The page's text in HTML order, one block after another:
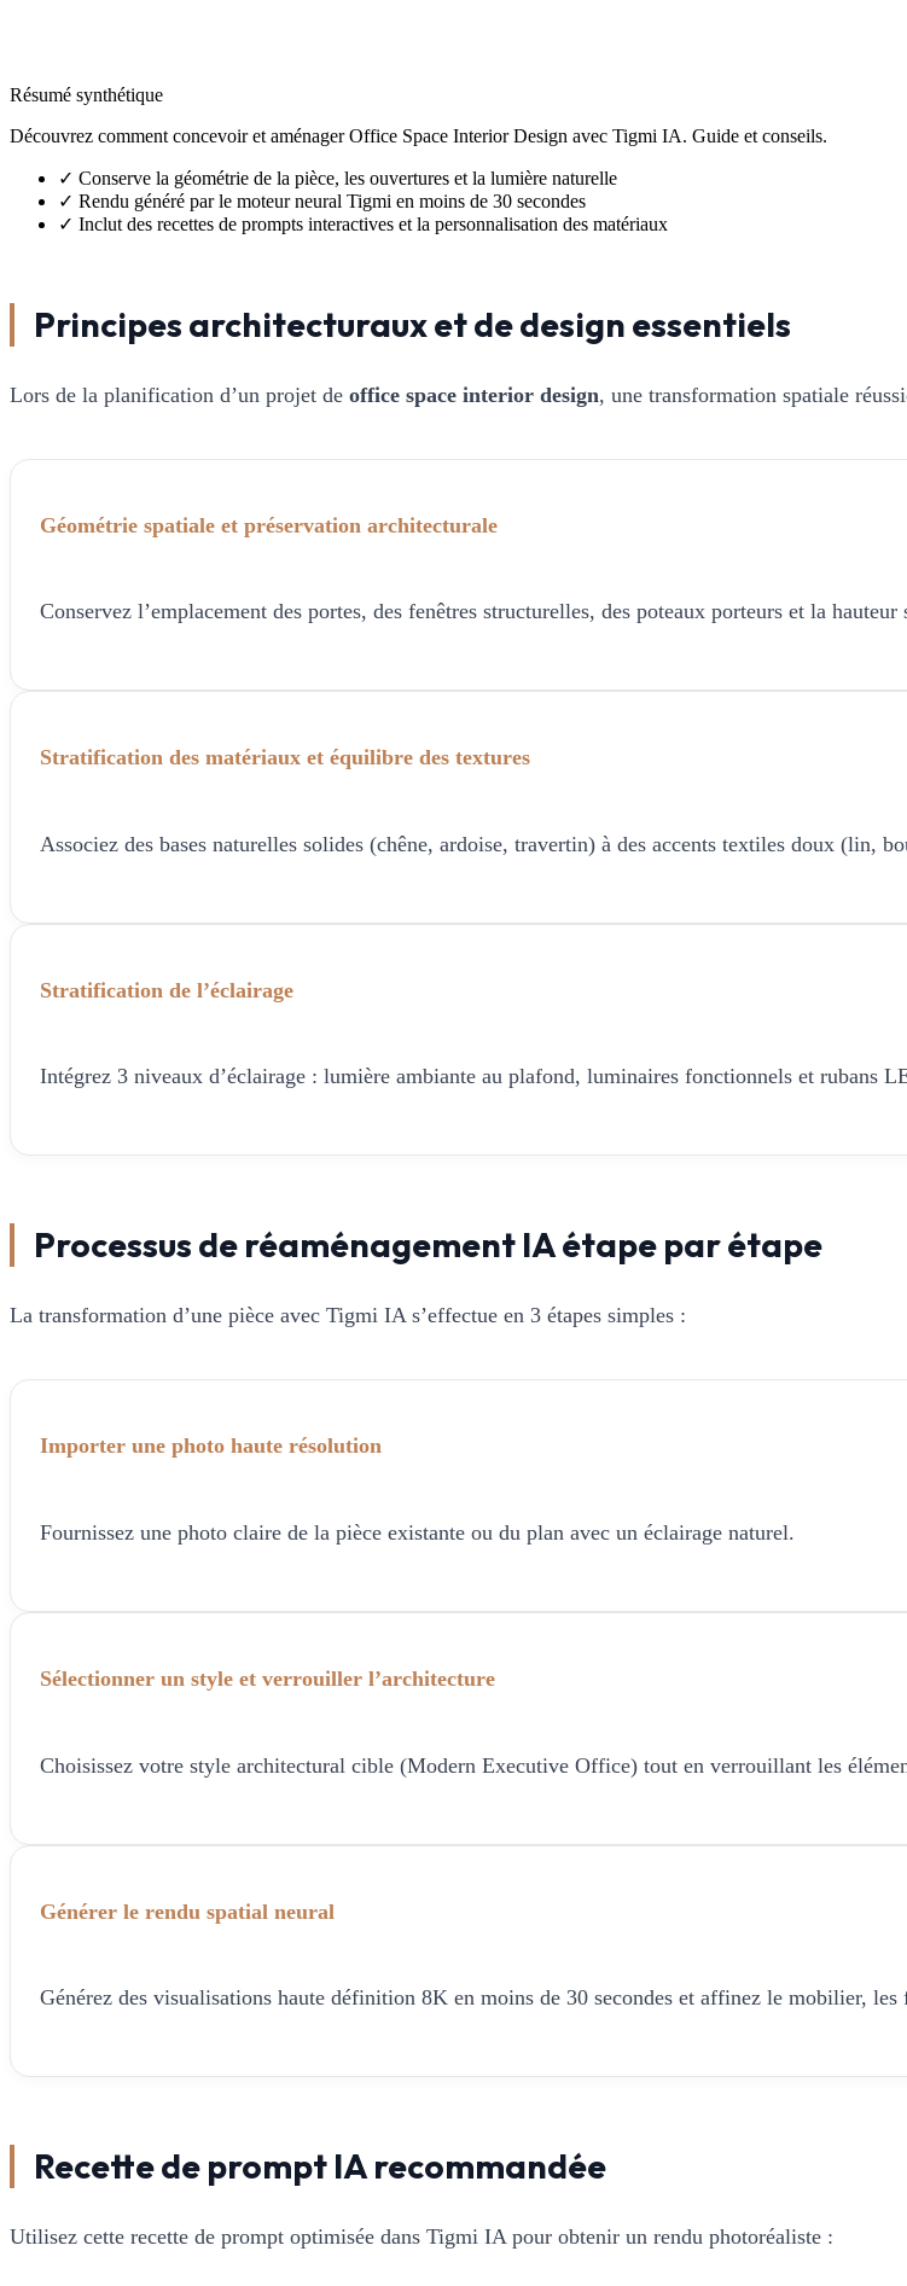
Résumé synthétique
Découvrez comment concevoir et aménager Office Space Interior Design avec Tigmi IA. Guide et conseils.
✓ Conserve la géométrie de la pièce, les ouvertures et la lumière naturelle
✓ Rendu généré par le moteur neural Tigmi en moins de 30 secondes
✓ Inclut des recettes de prompts interactives et la personnalisation des matériaux
Principes architecturaux et de design essentiels
Lors de la planification d’un projet de office space interior design, une transformation spatiale
Géométrie spatiale et préservation architecturale
Conservez l’emplacement des portes, des fenêtres structurelles, des poteaux porteurs et la
Stratification des matériaux et équilibre des textures
Associez des bases naturelles solides (chêne, ardoise, travertin) à des accents textiles doux (lin,
Stratification de l’éclairage
Intégrez 3 niveaux d’éclairage : lumière ambiante au plafond, luminaires fonctionnels et rubans
Processus de réaménagement IA étape par étape
La transformation d’une pièce avec Tigmi IA s’effectue en 3 étapes simples :
Importer une photo haute résolution
Fournissez une photo claire de la pièce existante ou du plan avec un éclairage naturel.
Sélectionner un style et verrouiller l’architecture
Choisissez votre style architectural cible (Modern Executive Office) tout en verrouillant les
Générer le rendu spatial neural
Générez des visualisations haute définition 8K en moins de 30 secondes et affinez le mobilier, les
Recette de prompt IA recommandée
Utilisez cette recette de prompt optimisée dans Tigmi IA pour obtenir un rendu photoréaliste :